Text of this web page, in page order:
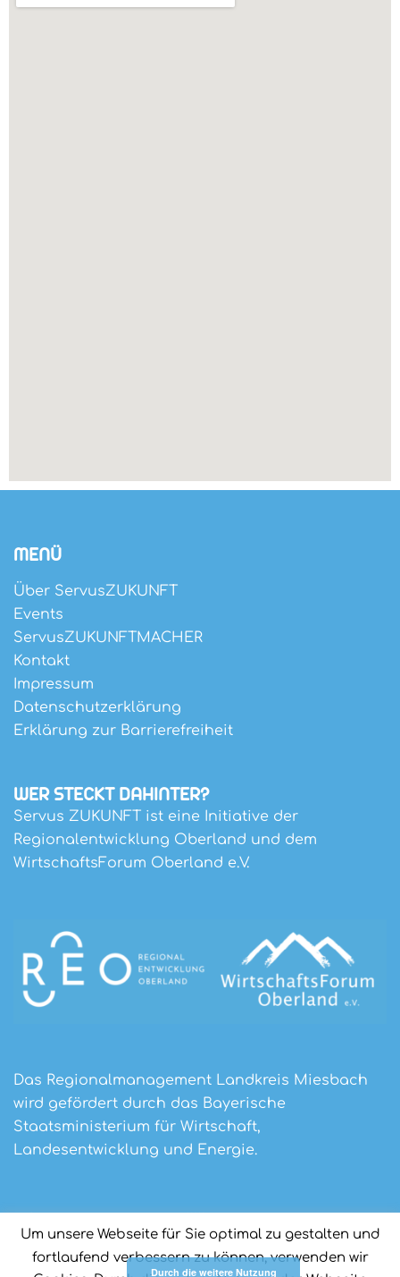
MENÜ
Über ServusZUKUNFT
Events
ServusZUKUNFTMACHER
Kontakt
Impressum
Datenschutzerklärung
Erklärung zur Barrierefreiheit
WER STECKT DAHINTER?
Servus ZUKUNFT ist eine Initiative der
Regionalentwicklung Oberland und dem
WirtschaftsForum Oberland e.V.
Das Regionalmanagement Landkreis Miesbach
wird gefördert durch das Bayerische
Staatsministerium für Wirtschaft,
Landesentwicklung und Energie.
Um unsere Webseite für Sie optimal zu gestalten und
fortlaufend verbessern zu können, verwenden wir
Durch die weitere Nutzung